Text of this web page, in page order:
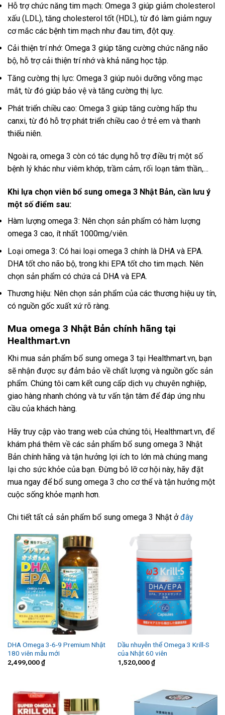
Hỗ trợ chức năng tim mạch: Omega 3 giúp giảm cholesterol
xấu (LDL), tăng cholesterol tốt (HDL), từ đó làm giảm nguy
cơ mắc các bệnh tim mạch như đau tim, đột quỵ.
Cải thiện trí nhớ: Omega 3 giúp tăng cường chức năng não
bộ, hỗ trợ cải thiện trí nhớ và khả năng học tập.
Tăng cường thị lực: Omega 3 giúp nuôi dưỡng võng mạc
mắt, từ đó giúp bảo vệ và tăng cường thị lực.
Phát triển chiều cao: Omega 3 giúp tăng cường hấp thu
canxi, từ đó hỗ trợ phát triển chiều cao ở trẻ em và thanh
thiếu niên.
Ngoài ra, omega 3 còn có tác dụng hỗ trợ điều trị một số
bệnh lý khác như viêm khớp, trầm cảm, rối loạn tâm thần,…
Khi lựa chọn viên bổ sung omega 3 Nhật Bản, cần lưu ý
một số điểm sau:
Hàm lượng omega 3: Nên chọn sản phẩm có hàm lượng
omega 3 cao, ít nhất 1000mg/viên.
Loại omega 3: Có hai loại omega 3 chính là DHA và EPA.
DHA tốt cho não bộ, trong khi EPA tốt cho tim mạch. Nên
chọn sản phẩm có chứa cả DHA và EPA.
Thương hiệu: Nên chọn sản phẩm của các thương hiệu uy tín,
có nguồn gốc xuất xứ rõ ràng.
Mua omega 3 Nhật Bản chính hãng tại
Healthmart.vn
Khi mua sản phẩm bổ sung omega 3 tại Healthmart.vn, bạn
sẽ nhận được sự đảm bảo về chất lượng và nguồn gốc sản
phẩm. Chúng tôi cam kết cung cấp dịch vụ chuyên nghiệp,
giao hàng nhanh chóng và tư vấn tận tâm để đáp ứng nhu
cầu của khách hàng.
Hãy truy cập vào trang web của chúng tôi, Healthmart.vn, để
khám phá thêm về các sản phẩm bổ sung omega 3 Nhật
Bản chính hãng và tận hưởng lợi ích to lớn mà chúng mang
lại cho sức khỏe của bạn. Đừng bỏ lỡ cơ hội này, hãy đặt
mua ngay để bổ sung omega 3 cho cơ thể và tận hưởng một
cuộc sống khỏe mạnh hơn.
Chi tiết tất cả sản phẩm bổ sung omega 3 Nhật ởđây
DHA Omega 3-6-9 Premium Nhật
180 viên mẫu mới
2,499,000₫
Dầu nhuyễn thể Omega 3 Krill-S
của Nhật 60 viên
1,520,000₫